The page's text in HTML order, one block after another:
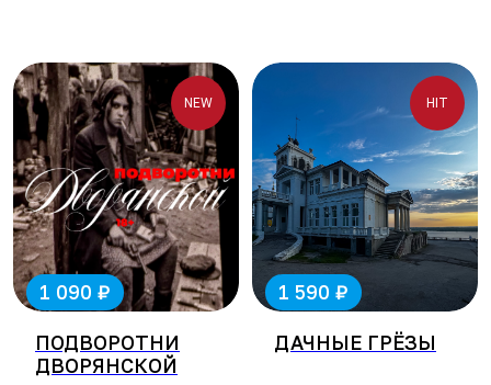
NEW
ПОДВОРОТНИ
ДВОРЯНСКОЙ
1 090 ₽
HIT
ДАЧНЫЕ ГРЁЗЫ
1 590 ₽